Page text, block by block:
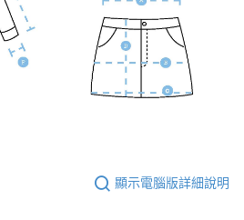
顯示電腦版詳細說明